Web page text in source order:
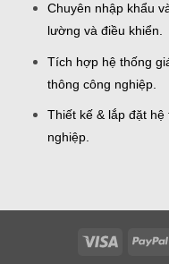
Chuyên nhập khẩu
lường và điều khiển.
Tích hợp hệ thống
thông công nghiệp.
Thiết kế & lắp đặt
nghiệp.
Visa